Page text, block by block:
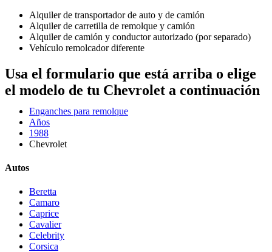
Alquiler de transportador de auto y de camión
Alquiler de carretilla de remolque y camión
Alquiler de camión y conductor autorizado (por separado)
Vehículo remolcador diferente
Usa el formulario que está arriba o elige
el modelo de tu Chevrolet a continuación
Enganches para remolque
Años
1988
Chevrolet
Autos
Beretta
Camaro
Caprice
Cavalier
Celebrity
Corsica